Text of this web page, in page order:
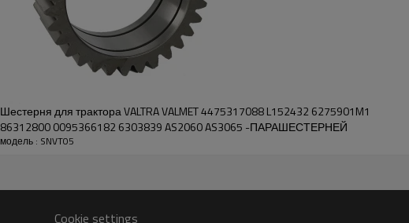
Для получения расценок или другой информации
свяжитесь с нами, и мы будем рады
Шестерня для трактора VALTRA VALMET 4475317088 L152432 6275901M1
86312800 0095366182 6303839 AS2060 AS3065 -ПАРАШЕСТЕРНЕЙ
модель : SNVT05
Cookie settings